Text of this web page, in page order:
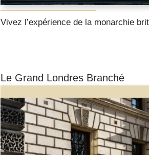
Vivez l’expérience de la monarchie
Le Grand Londres Branché